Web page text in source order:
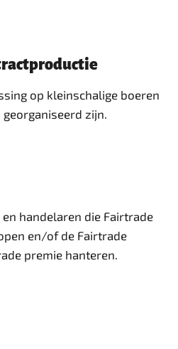
op kleinschalige boeren
zijn.
handelaren die Fairtrade
en/of de Fairtrade
premie hanteren.